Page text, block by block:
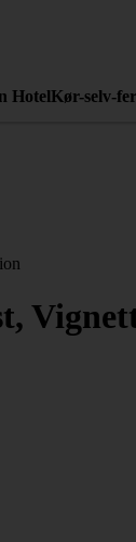
HotelKør-selv-